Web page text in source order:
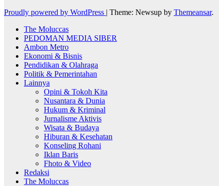
Proudly powered by WordPress | Theme: Newsup by Themeansar.
The Moluccas
PEDOMAN MEDIA SIBER
Ambon Metro
Ekonomi & Bisnis
Pendidikan & Olahraga
Politik & Pemerintahan
Lainnya
Opini & Tokoh Kita
Nusantara & Dunia
Hukum & Kriminal
Jurnalisme Aktivis
Wisata & Budaya
Hiburan & Kesehatan
Konseling Rohani
Iklan Baris
Fhoto & Video
Redaksi
The Moluccas